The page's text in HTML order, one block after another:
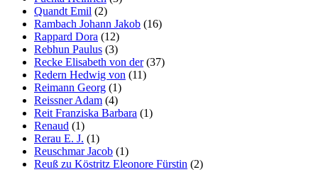
Quandt Emil (2)
Rambach Johann Jakob (16)
Rappard Dora (12)
Rebhun Paulus (3)
Recke Elisabeth von der(37)
Redern Hedwig von (11)
Reimann Georg (1)
Reissner Adam (4)
Reit Franziska Barbara (1)
Renaud (1)
Rerau E. J. (1)
Reuschmar Jacob (1)
Reuß zu Köstritz Eleonore Fürstin (2)